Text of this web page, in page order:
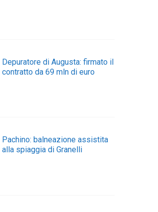
Depuratore di Augusta: firmato il
contratto da 69 mln di euro
Pachino: balneazione assistita
alla spiaggia di Granelli